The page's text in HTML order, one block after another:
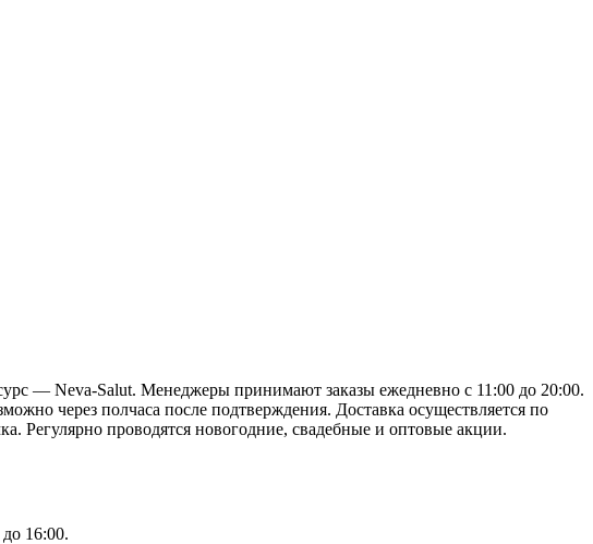
— Neva-Salut. Менеджеры принимают заказы ежедневно с 11:00 до 20:00.
через полчаса после подтверждения. Доставка осуществляется по
Регулярно проводятся новогодние, свадебные и оптовые акции.
16:00.